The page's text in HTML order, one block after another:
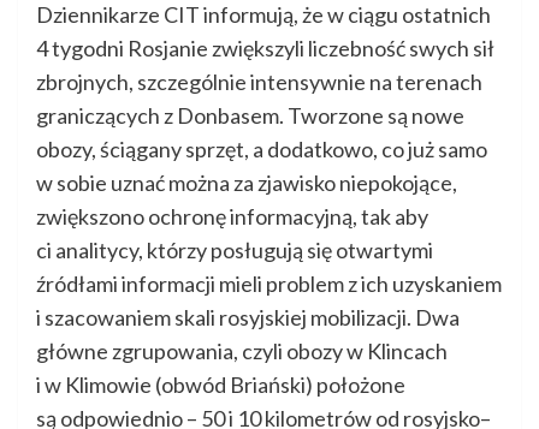
Dziennikarze CIT informują, że w ciągu ostatnich
4 tygodni Rosjanie zwiększyli liczebność swych sił
zbrojnych, szczególnie intensywnie na terenach
graniczących z Donbasem. Tworzone są nowe
obozy, ściągany sprzęt, a dodatkowo, co już samo
w sobie uznać można za zjawisko niepokojące,
zwiększono ochronę informacyjną, tak aby
ci analitycy, którzy posługują się otwartymi
źródłami informacji mieli problem z ich uzyskaniem
i szacowaniem skali rosyjskiej mobilizacji. Dwa
główne zgrupowania, czyli obozy w Klincach
i w Klimowie (obwód Briański) położone
są odpowiednio – 50 i 10 kilometrów od rosyjsko–